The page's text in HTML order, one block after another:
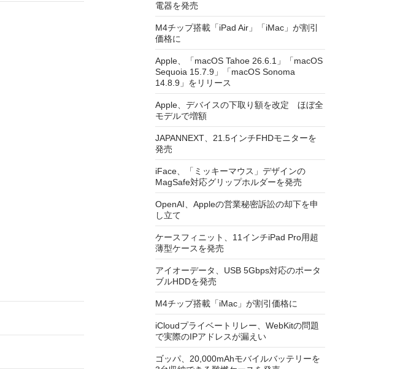
電器を発売
M4チップ搭載「iPad Air」「iMac」が割引
価格に
Apple、「macOS Tahoe 26.6.1」「macOS
Sequoia 15.7.9」「macOS Sonoma
14.8.9」をリリース
Apple、デバイスの下取り額を改定 ほぼ全
モデルで増額
JAPANNEXT、21.5インチFHDモニターを
発売
iFace、「ミッキーマウス」デザインの
MagSafe対応グリップホルダーを発売
OpenAI、Appleの営業秘密訴訟の却下を申
し立て
ケースフィニット、11インチiPad Pro用超
薄型ケースを発売
アイオーデータ、USB 5Gbps対応のポータ
ブルHDDを発売
M4チップ搭載「iMac」が割引価格に
iCloudプライベートリレー、WebKitの問題
で実際のIPアドレスが漏えい
ゴッパ、20,000mAhモバイルバッテリーを